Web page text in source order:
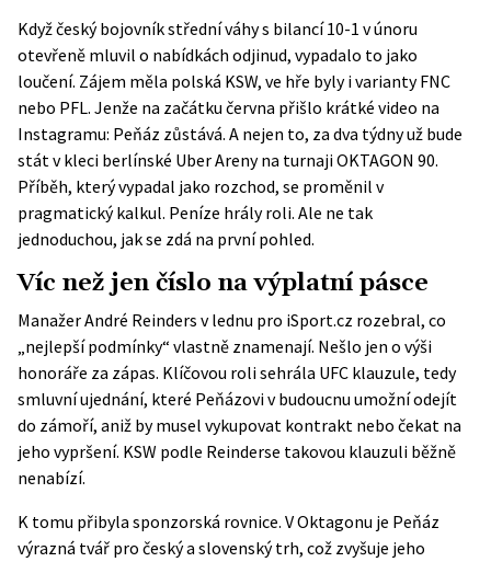
Když český bojovník střední váhy s bilancí 10-1 v únoru
otevřeně mluvil o nabídkách odjinud, vypadalo to jako
loučení. Zájem měla polská KSW, ve hře byly i varianty FNC
nebo PFL. Jenže na začátku června přišlo krátké video na
Instagramu: Peňáz zůstává. A nejen to, za dva týdny už bude
stát v kleci berlínské Uber Areny na turnaji OKTAGON 90.
Příběh, který vypadal jako rozchod, se proměnil v
pragmatický kalkul. Peníze hrály roli. Ale ne tak
jednoduchou, jak se zdá na první pohled.
Víc než jen číslo na výplatní pásce
Manažer André Reinders v lednu pro iSport.cz rozebral, co
„nejlepší podmínky“ vlastně znamenají. Nešlo jen o výši
honoráře za zápas. Klíčovou roli sehrála UFC klauzule, tedy
smluvní ujednání, které Peňázovi v budoucnu umožní odejít
do zámoří, aniž by musel vykupovat kontrakt nebo čekat na
jeho vypršení. KSW podle Reinderse takovou klauzuli běžně
nenabízí.
K tomu přibyla sponzorská rovnice. V Oktagonu je Peňáz
výrazná tvář pro český a slovenský trh, což zvyšuje jeho